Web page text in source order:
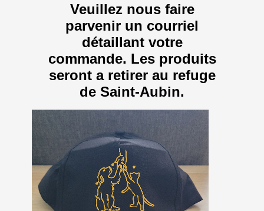
Veuillez nous faire
parvenir un courriel
détaillant votre
commande. Les produits
seront a retirer au refuge
de Saint-Aubin.